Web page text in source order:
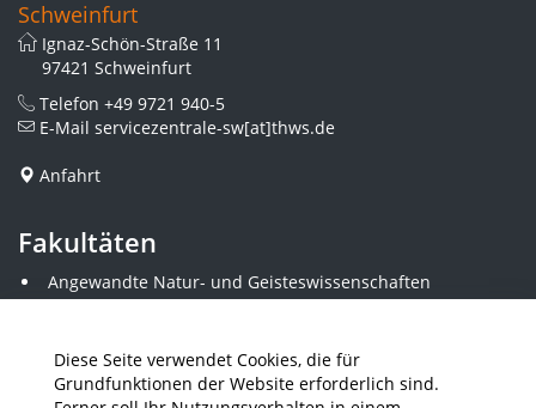
Diese Seite verwendet Cookies, die für
Grundfunktionen der Website erforderlich sind.
Schweinfurt
Ignaz-Schön-Straße 11
97421 Schweinfurt
Telefon +49 9721 940-5
E-Mail servicezentrale-sw[at]thws.de
Anfahrt
Fakultäten
Angewandte Natur- und Geisteswissenschaften
Angewandte Sozialwissenschaften
Elektrotechnik
Gestaltung
Informatik und Wirtschaftsinformatik